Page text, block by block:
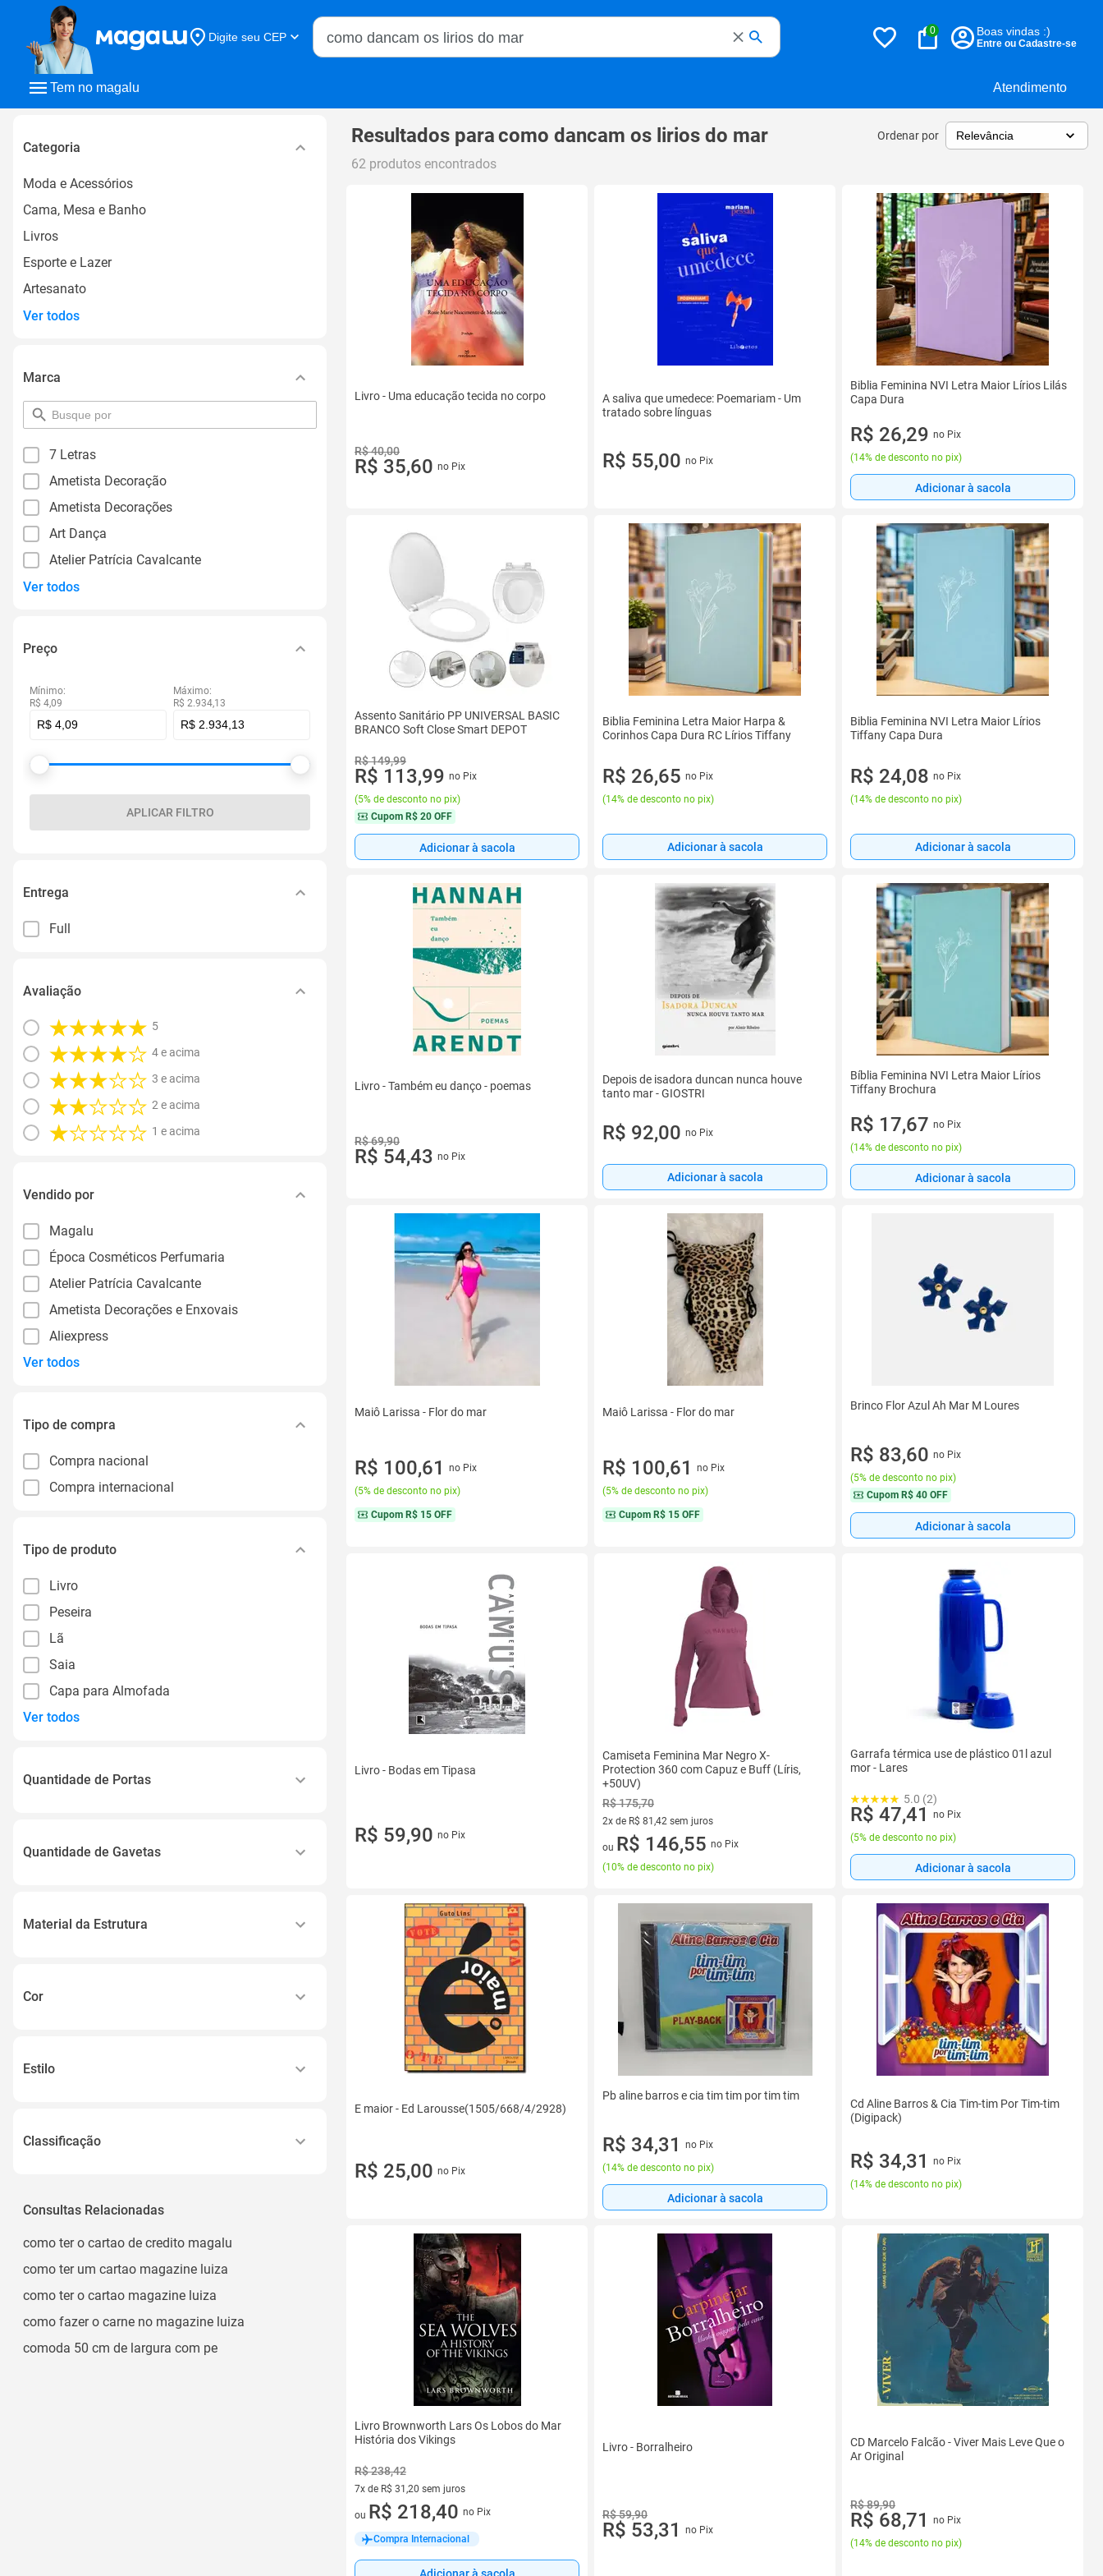
Tem no magalu Atendimento
Digite seu CEP
Buscar no Magalu
0 Boas vindas :)
Entre ou Cadastre-se
Categoria
Moda e Acessórios
Cama, Mesa e Banho
Livros
Esporte e Lazer
Artesanato
Ver todos
Marca
pesquisar
por
7 Letras
Ametista Decoração
Ametista Decorações
Art Dança
Atelier Patrícia Cavalcante
Ver todos
Preço
Mínimo:
R$ 4,09
Máximo:
R$ 2.934,13
APLICAR FILTRO
Entrega
Full
Avaliação
5
4 e acima
3 e acima
2 e acima
1 e acima
Vendido por
Magalu
Época Cosméticos Perfumaria
Atelier Patrícia Cavalcante
Ametista Decorações e Enxovais
Aliexpress
Ver todos
Tipo de compra
Compra nacional
Compra internacional
Tipo de produto
Livro
Peseira
Lã
Saia
Capa para Almofada
Ver todos
Quantidade de Portas
Quantidade de Gavetas
Material da Estrutura
Madeira Maciça
Cor
Cinza
Estilo
Classificação
Básico
Consultas Relacionadas
como ter o cartao de credito magalu
como ter um cartao magazine luiza
como ter o cartao magazine luiza
como fazer o carne no magazine luiza
comoda 50 cm de largura com pe
Resultados paracomo dancam os lirios do mar Ordenar por
62 produtos encontrados
Livro - Uma educação tecida no corpo
R$ 40,00
R$ 35,60 no Pix
A saliva que umedece: Poemariam - Um
tratado sobre línguas
R$ 55,00 no Pix
Biblia Feminina NVI Letra Maior Lírios Lilás
Capa Dura
R$ 26,29 no Pix
(14% de desconto no pix)
Adicionar à sacola
Assento Sanitário PP UNIVERSAL BASIC
BRANCO Soft Close Smart DEPOT
R$ 149,99
R$ 113,99 no Pix
(5% de desconto no pix)
Cupom R$ 20 OFF
Adicionar à sacola
Biblia Feminina Letra Maior Harpa &
Corinhos Capa Dura RC Lírios Tiffany
R$ 26,65 no Pix
(14% de desconto no pix)
Adicionar à sacola
Biblia Feminina NVI Letra Maior Lírios
Tiffany Capa Dura
R$ 24,08 no Pix
(14% de desconto no pix)
Adicionar à sacola
Livro - Também eu danço - poemas
R$ 69,90
R$ 54,43 no Pix
Depois de isadora duncan nunca houve
tanto mar - GIOSTRI
R$ 92,00 no Pix
Adicionar à sacola
Bíblia Feminina NVI Letra Maior Lírios
Tiffany Brochura
R$ 17,67 no Pix
(14% de desconto no pix)
Adicionar à sacola
Maiô Larissa - Flor do mar
R$ 100,61
no Pix
(5% de desconto no pix)
Cupom R$ 15 OFF
Maiô Larissa - Flor do mar
R$ 100,61
no Pix
(5% de desconto no pix)
Cupom R$ 15 OFF
Brinco Flor Azul Ah Mar M Loures
R$ 83,60 no Pix
(5% de desconto no pix)
Cupom R$ 40 OFF
Adicionar à sacola
Livro - Bodas em Tipasa
R$ 59,90 no Pix
Camiseta Feminina Mar Negro X-
Protection 360 com Capuz e Buff (Líris,
+50UV)
R$ 175,70
2x de R$ 81,42 sem juros
2 vez de R$ 81,42 sem juros
ou R$ 146,55 no Pix
(10% de desconto no pix)
Garrafa térmica use de plástico 01l azul
mor - Lares
5.0 (2)
R$ 47,41
no Pix
(5% de desconto no pix)
Adicionar à sacola
E maior - Ed Larousse(1505/668/4/2928)
R$ 25,00 no Pix
Pb aline barros e cia tim tim por tim tim
R$ 34,31
no Pix
(14% de desconto no pix)
Adicionar à sacola
Cd Aline Barros & Cia Tim-tim Por Tim-tim
(Digipack)
R$ 34,31
no Pix
(14% de desconto no pix)
Livro Brownworth Lars Os Lobos do Mar
História dos Vikings
R$ 238,42
7x de R$ 31,20 sem juros
7 vez de R$ 31,20 sem juros
ou R$ 218,40 no Pix
Compra Internacional
Adicionar à sacola
Livro - Borralheiro
R$ 59,90
R$ 53,31 no Pix
CD Marcelo Falcão - Viver Mais Leve Que o
Ar Original
R$ 89,90
R$ 68,71
no Pix
(14% de desconto no pix)